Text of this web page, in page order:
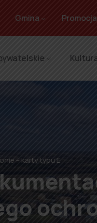
Gmina Promocja
– karty typu E